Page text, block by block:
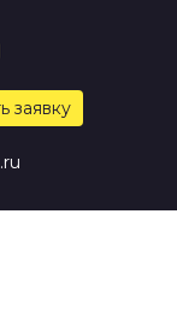
заявку